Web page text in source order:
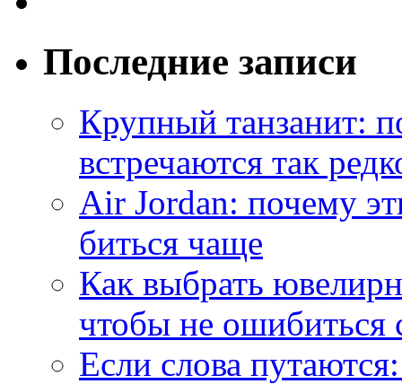
Последние записи
Крупный танзанит:
встречаются так
Air Jordan: почему
биться чаще
Как выбрать
чтобы не ошибиться
Если слова